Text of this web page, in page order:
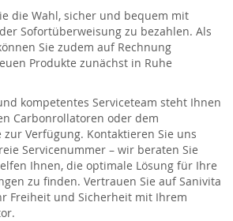
die Wahl, sicher und bequem mit
Sofortüberweisung zu bezahlen. Als
Sie zudem auf Rechnung
Produkte zunächst in Ruhe
kompetentes Serviceteam steht Ihnen
Carbonrollatoren oder dem
zur Verfügung. Kontaktieren Sie uns
Servicenummer – wir beraten Sie
Ihnen, die optimale Lösung für Ihre
zu finden. Vertrauen Sie auf Sanivita
Freiheit und Sicherheit mit Ihrem